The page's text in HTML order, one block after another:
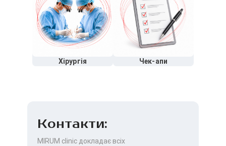
Хірургія Чек-апи
Контакти:
MIRUM clinic докладає всіх